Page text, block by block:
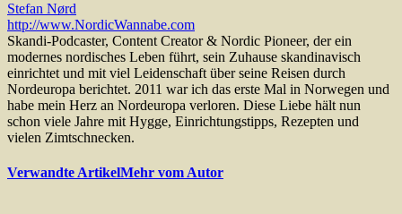
Stefan Nørd
http://www.NordicWannabe.com
Skandi-Podcaster, Content Creator & Nordic Pioneer, der ein
modernes nordisches Leben führt, sein Zuhause skandinavisch
einrichtet und mit viel Leidenschaft über seine Reisen durch
Nordeuropa berichtet. 2011 war ich das erste Mal in Norwegen und
habe mein Herz an Nordeuropa verloren. Diese Liebe hält nun
schon viele Jahre mit Hygge, Einrichtungstipps, Rezepten und
vielen Zimtschnecken.
Verwandte ArtikelMehr vom Autor